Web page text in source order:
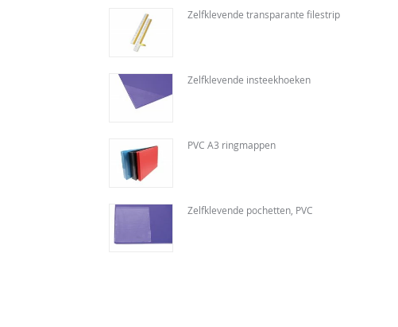
Zelfklevende transparante filestrip
Zelfklevende insteekhoeken
PVC A3 ringmappen
Zelfklevende pochetten, PVC